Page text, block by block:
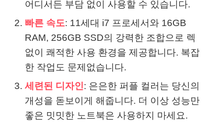
어디서든 부담 없이 사용할 수 있습니다.
빠른 속도: 11세대 i7 프로세서와 16GB
RAM, 256GB SSD의 강력한 조합으로 렉
없이 쾌적한 사용 환경을 제공합니다. 복잡
한 작업도 문제없습니다.
세련된 디자인: 은은한 퍼플 컬러는 당신의
개성을 돋보이게 해줍니다. 더 이상 성능만
좋은 밋밋한 노트북은 사용하지 마세요.